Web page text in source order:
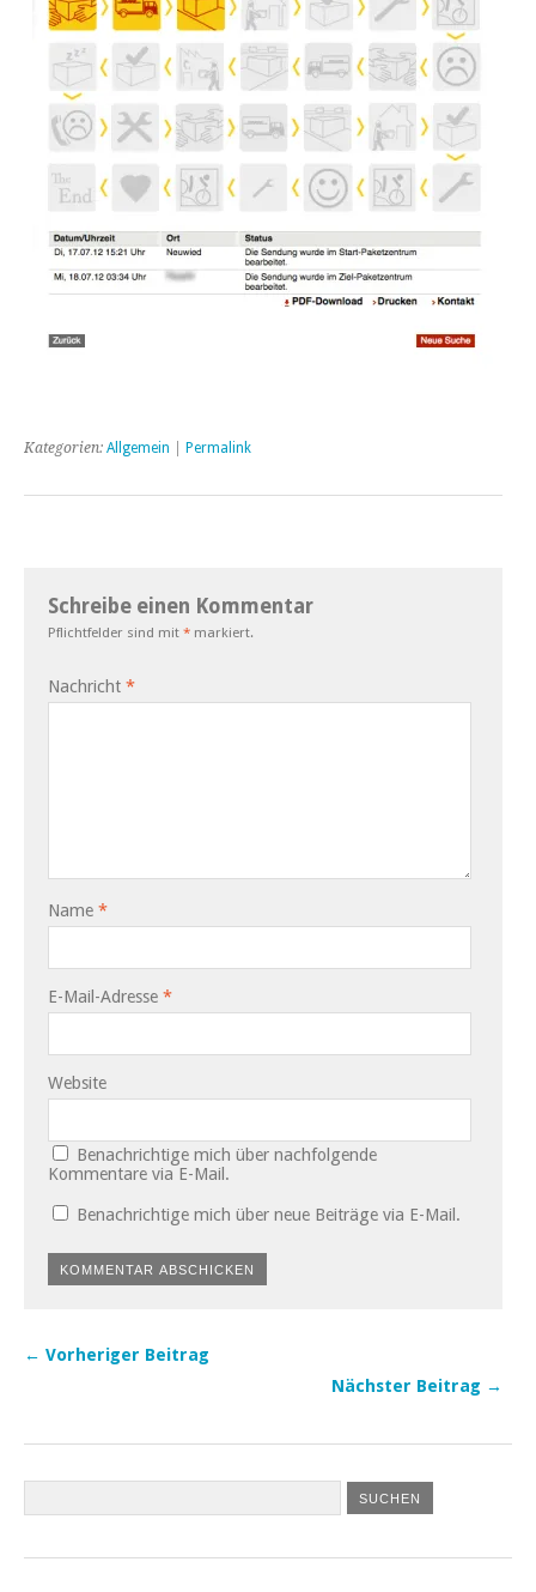
Kategorien: Allgemein Permalink
Schreibe einen Kommentar
Pflichtfelder sind mit * markiert.
Nachricht *
Name *
E-Mail-Adresse *
Website
Benachrichtige mich über nachfolgende
Kommentare via E-Mail.
Benachrichtige mich über neue Beiträge via E-Mail.
← Vorheriger Beitrag
Nächster Beitrag →